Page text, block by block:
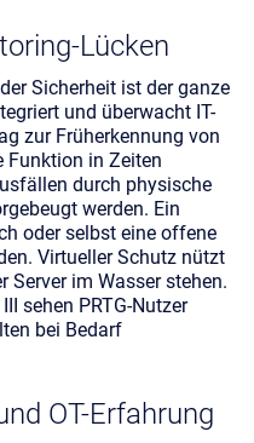
Lücken
Sicherheit ist der ganze
und überwacht IT-
zur Früherkennung von
Funktion in Zeiten
durch physische
werden. Ein
oder selbst eine offene
Virtueller Schutz nützt
Server im Wasser stehen.
sehen PRTG-Nutzer
bei Bedarf
OT-Erfahrung